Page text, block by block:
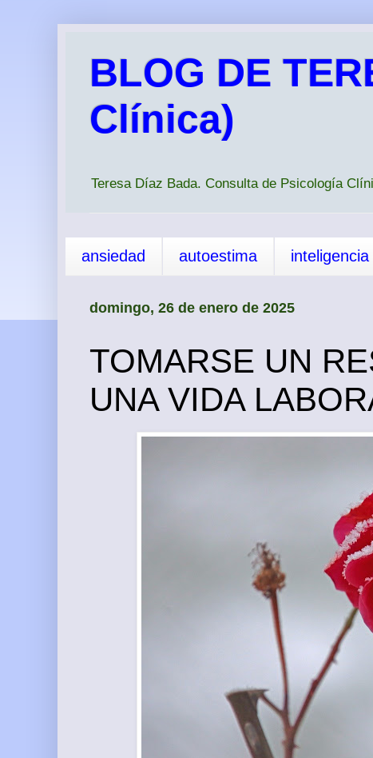
BLOG DE
Clínica)
Teresa Díaz Bada. Consulta de Psicología
ansiedad autoestima inteligencia
domingo, 26 de enero de 2025
TOMARSE UN
UNA VIDA